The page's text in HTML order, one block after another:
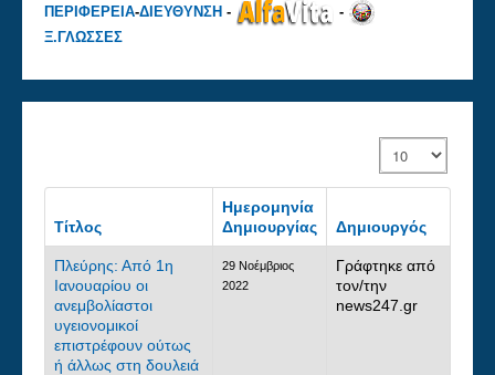
ΠΕΡΙΦΕΡΕΙΑ-ΔΙΕΥΘΥΝΣΗ -
-
Ξ.ΓΛΩΣΣΕΣ
Εμφάνιση #
Τίτλος
Ημερομηνία
Δημιουργίας
Δημιουργός
Πλεύρης: Από 1η
Ιανουαρίου οι
ανεμβολίαστοι
υγειονομικοί
επιστρέφουν ούτως
ή άλλως στη δουλειά
29 Νοέμβριος
2022
Γράφτηκε από
τον/την
news247.gr